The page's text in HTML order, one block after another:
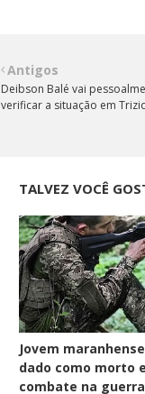
Antigos
Deibson Balé vai
verificar a situação em
TALVEZ VOCÊ
Jovem
dado como morto
combate na